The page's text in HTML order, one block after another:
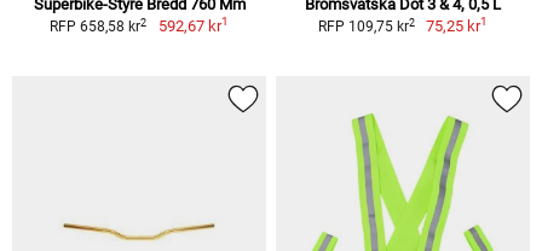
Superbike-Styre Bredd 760 Mm
RFP 658,58 kr2 592,67 kr1
Bromsvätska Dot 3 & 4, 0,5 L
RFP 109,75 kr2 75,25 kr1